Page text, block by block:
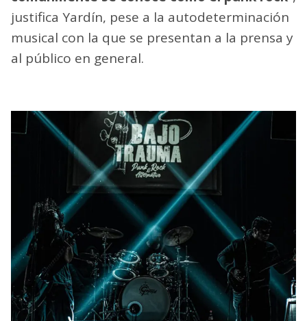
justifica Yardín, pese a la autodeterminación
musical con la que se presentan a la prensa y
al público en general.